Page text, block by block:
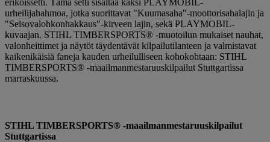
erikoissetti. Tämä setti sisältää kaksi PLAYMOBIL-
urheilijahahmoa, jotka suorittavat "Kuumasaha"-moottorisahalajin ja
"Seisovalohkonhakkaus"-kirveen lajin, sekä PLAYMOBIL-
kuvaajan. STIHL TIMBERSPORTS® -muotoilun mukaiset nauhat,
valonheittimet ja näytöt täydentävät kilpailutilanteen ja valmistavat
kaikenikäisiä faneja kauden urheilulliseen kohokohtaan: STIHL
TIMBERSPORTS® -maailmanmestaruuskilpailut Stuttgartissa
marraskuussa.
STIHL TIMBERSPORTS® -maailmanmestaruuskilpailut
Stuttgartissa